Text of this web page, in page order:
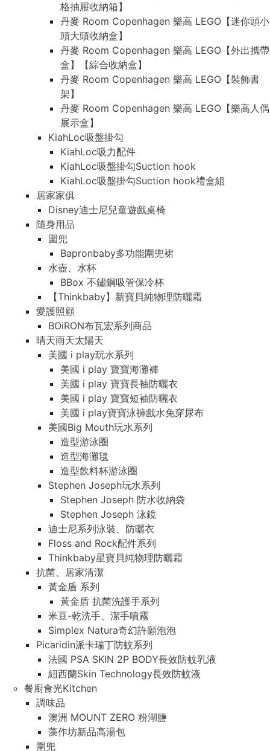
格抽屜收納箱】
丹麥 Room Copenhagen 樂高 LEGO【迷你頭小
頭大頭收納盒】
丹麥 Room Copenhagen 樂高 LEGO【外出攜帶
盒】【綜合收納盒】
丹麥 Room Copenhagen 樂高 LEGO【裝飾書
架】
丹麥 Room Copenhagen 樂高 LEGO【樂高人偶
展示盒】
KiahLoc吸盤掛勾
KiahLoc吸力配件
KiahLoc吸盤掛勾Suction hook
KiahLoc吸盤掛勾Suction hook禮盒組
居家家俱
Disney迪士尼兒童遊戲桌椅
隨身用品
圍兜
Bapronbaby多功能圍兜裙
水壺、水杯
BBox 不鏽鋼吸管保冷杯
【Thinkbaby】新寶貝純物理防曬霜
愛護照顧
BOiRON布瓦宏系列商品
晴天雨天太陽天
美國 i play玩水系列
美國 i play 寶寶海灘褲
美國 i play 寶寶長袖防曬衣
美國 i play 寶寶短袖防曬衣
美國 i play寶寶泳褲戲水免穿尿布
美國Big Mouth玩水系列
造型游泳圈
造型海灘毯
造型飲料杯游泳圈
Stephen Joseph玩水系列
Stephen Joseph 防水收納袋
Stephen Joseph 泳鏡
迪士尼系列泳裝、防曬衣
Floss and Rock配件系列
Thinkbaby星寶貝純物理防曬霜
抗菌、居家清潔
黃金盾 系列
黃金盾 抗菌洗護手系列
米豆-乾洗手、潔手噴霧
Simplex Natura奇幻許願泡泡
Picaridin派卡瑞丁防蚊系列
法國 PSA SKIN 2P BODY長效防蚊乳液
紐西蘭Skin Technology長效防蚊液
餐廚食光Kitchen
調味品
澳洲 MOUNT ZERO 粉湖鹽
藻作坊新品高湯包
圍兜